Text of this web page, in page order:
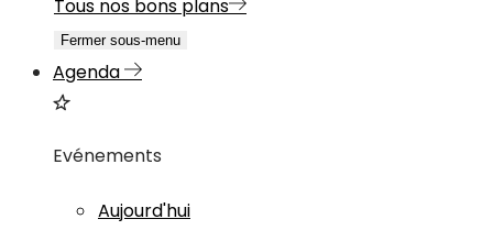
Tous nos bons plans
Fermer sous-menu
Agenda
Evénements
Aujourd'hui